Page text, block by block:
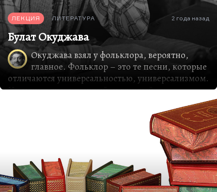
ЛЕКЦИЯ ЛИТЕРАТУРА 2 года назад
Булат Окуджава
Окуджава взял у фольклора, вероятно,
главное. Фольклор – это те песни, которые
отличаются универсальностью, универсализмом.
Их может спеть каждый, и каждый их
примеряет на себя. Отсюда огромное внутреннее
пространство его текстов, куда каждый может
поместить себя. Как он делает это? Песня
Окуджавы – это действительно рамочная
конструкция. Сам он с чрезвычайной точностью
свой способ обозначил. Это лишний раз
показывает, как у него хорошо был
отрефлексирован процесс: Иван Иваныч делал